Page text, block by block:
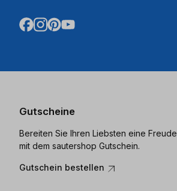
Gutscheine
Bereiten Sie Ihren Liebsten eine Freude
mit dem sautershop Gutschein.
Gutschein bestellen